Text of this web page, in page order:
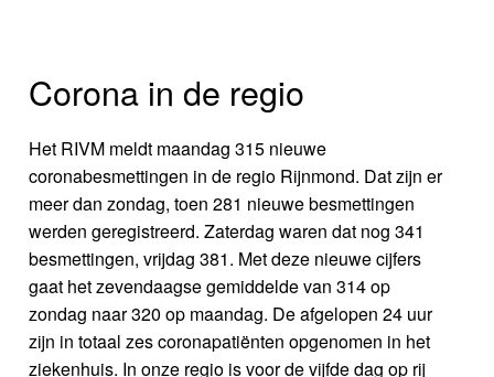
Corona in de regio
Het RIVM meldt maandag 315 nieuwe
coronabesmettingen in de regio Rijnmond. Dat zijn er
meer dan zondag, toen 281 nieuwe besmettingen
werden geregistreerd. Zaterdag waren dat nog 341
besmettingen, vrijdag 381. Met deze nieuwe cijfers
gaat het zevendaagse gemiddelde van 314 op
zondag naar 320 op maandag. De afgelopen 24 uur
zijn in totaal zes coronapatiënten opgenomen in het
ziekenhuis. In onze regio is voor de vijfde dag op rij